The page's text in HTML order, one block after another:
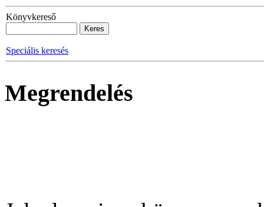
Könyvkereső
Speciális keresés
Megrendelés